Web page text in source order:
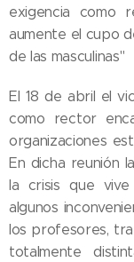
exigencia como
aumente el cupo
de las masculinas"
El 18 de abril el
como rector
organizaciones
En dicha reunión
la crisis que
algunos
los profesores,
totalmente